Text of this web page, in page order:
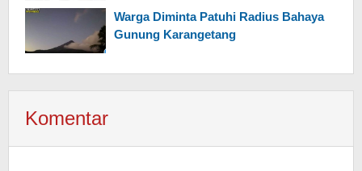
Warga Diminta Patuhi Radius Bahaya
Gunung Karangetang
Komentar